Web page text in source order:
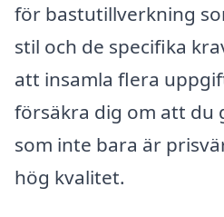
för bastutillverkning
stil och de specifika
att insamla flera
försäkra dig om att du
som inte bara är
hög kvalitet.